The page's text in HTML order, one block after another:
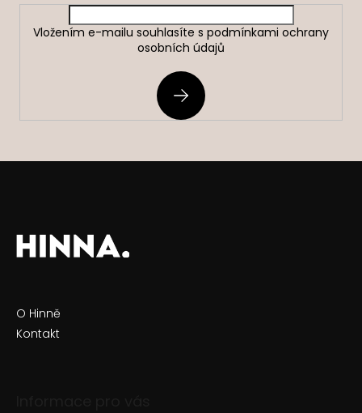
Vložením e-mailu souhlasíte s podmínkami ochrany
osobních údajů
PŘIHLÁSIT
SE
O Hinně
Kontakt